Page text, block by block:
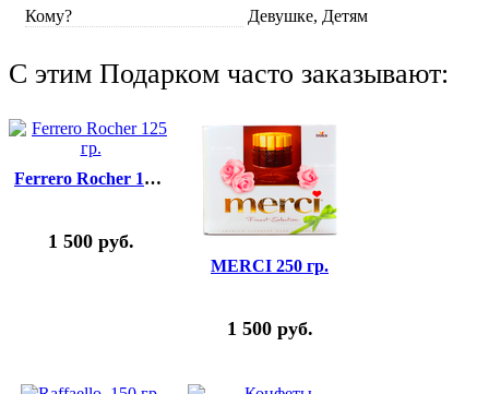
Кому?
Девушке, Детям
C этим Подарком часто заказывают:
Ferrero Rocher 125 гр.
1 500 руб.
MERCI 250 гр.
1 500 руб.